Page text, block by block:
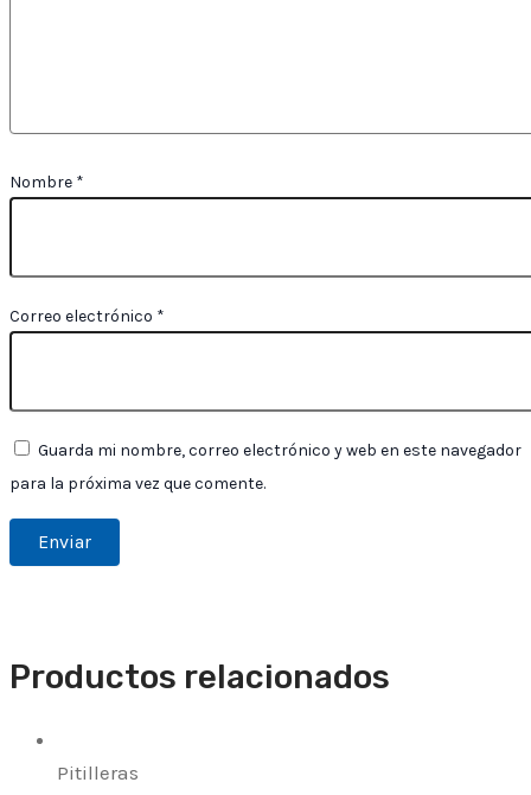
Nombre *
Correo electrónico *
Guarda mi nombre, correo electrónico y web en este navegador
para la próxima vez que comente.
Productos relacionados
Pitilleras